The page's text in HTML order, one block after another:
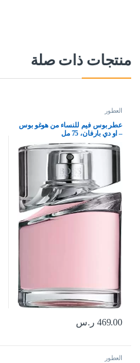
منتجات ذات صلة
العطور
عطر بوس فيم للنساء من هوغو بوس
– او دي بارفان، 75 مل
469.00 ر.س
العطور